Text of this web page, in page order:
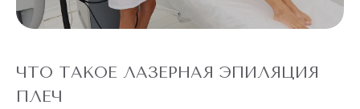
ЧТО ТАКОЕ ЛАЗЕРНАЯ ЭПИЛЯЦИЯ
ПЛЕЧ